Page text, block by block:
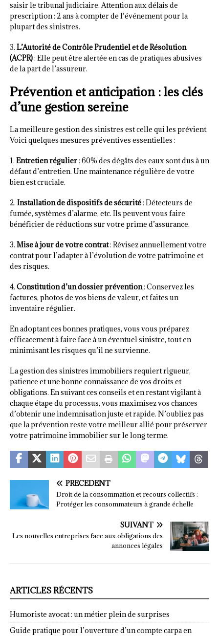
saisir le tribunal judiciaire. Attention aux délais de
prescription : 2 ans à compter de l’événement pour la
plupart des sinistres.
3. L’Autorité de Contrôle Prudentiel et de Résolution
(ACPR): Elle peut être alertée en cas de pratiques abusives
de la part de l’assureur.
Prévention et anticipation : les clés
d’une gestion sereine
La meilleure gestion des sinistres est celle qui les prévient.
Voici quelques mesures préventives essentielles :
1. Entretien régulier: 60% des dégâts des eaux sont dus à un
défaut d’entretien. Une maintenance régulière de votre
bien est cruciale.
2. Installation de dispositifs de sécurité: Détecteurs de
fumée, systèmes d’alarme, etc. Ils peuvent vous faire
bénéficier de réductions sur votre prime d’assurance.
3. Mise à jour de votre contrat: Révisez annuellement votre
contrat pour l’adapter à l’évolution de votre patrimoine et
des risques.
4. Constitution d’un dossier prévention: Conservez les
factures, photos de vos biens de valeur, et faites un
inventaire régulier.
En adoptant ces bonnes pratiques, vous vous préparez
efficacement à faire face à un éventuel sinistre, tout en
minimisant les risques qu’il ne survienne.
La gestion des sinistres immobiliers requiert rigueur,
patience et une bonne connaissance de vos droits et
obligations. En suivant ces conseils et en restant vigilant à
chaque étape du processus, vous maximisez vos chances
d’obtenir une indemnisation juste et rapide. N’oubliez pas
que la prévention reste votre meilleur allié pour préserver
votre patrimoine immobilier sur le long terme.
PRÉCÉDENT
Droit de la consommation et recours collectifs :
Protéger les consommateurs à grande échelle
SUIVANT
Les nouvelles entreprises face aux obligations des
annonces légales
ARTICLES RÉCENTS
Humoriste avocat : un métier plein de surprises
Guide pratique pour l’ouverture d’un compte carpa en